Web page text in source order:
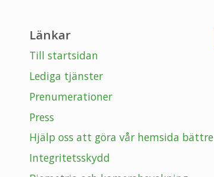
Länkar
Till startsidan
Lediga tjänster
Prenumerationer
Press
Hjälp oss att göra vår hemsida bättre
Integritetsskydd